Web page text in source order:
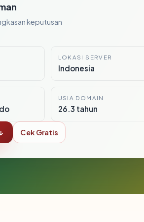
keputusan
LOKASI SERVER
Indonesia
USIA DOMAIN
26.3 tahun
Cek Gratis